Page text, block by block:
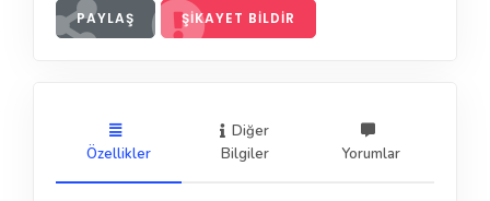
PAYLAŞ ŞIKAYET BILDIR
Özellikler
Diğer
Bilgiler
Yorumlar